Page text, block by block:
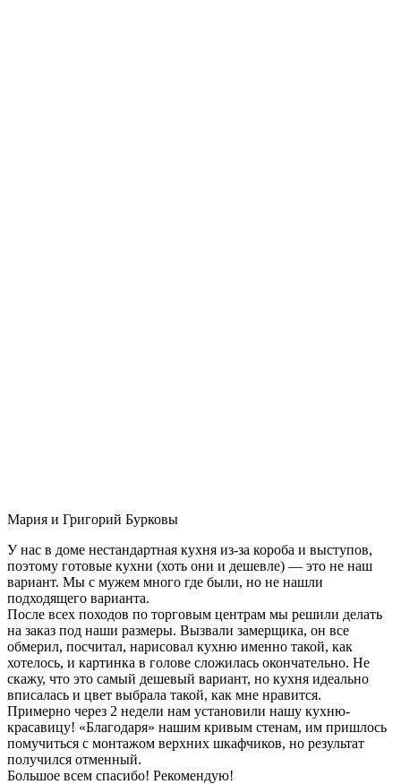
Мария и Григорий Бурковы
У нас в доме нестандартная кухня из-за короба и выступов,
поэтому готовые кухни (хоть они и дешевле) — это не наш
вариант. Мы с мужем много где были, но не нашли
подходящего варианта.
После всех походов по торговым центрам мы решили делать
на заказ под наши размеры. Вызвали замерщика, он все
обмерил, посчитал, нарисовал кухню именно такой, как
хотелось, и картинка в голове сложилась окончательно. Не
скажу, что это самый дешевый вариант, но кухня идеально
вписалась и цвет выбрала такой, как мне нравится.
Примерно через 2 недели нам установили нашу кухню-
красавицу! «Благодаря» нашим кривым стенам, им пришлось
помучиться с монтажом верхних шкафчиков, но результат
получился отменный.
Большое всем спасибо! Рекомендую!